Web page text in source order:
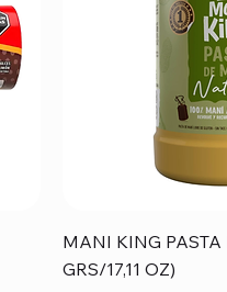
Vista
MANI KING
GRS/17,11 OZ)